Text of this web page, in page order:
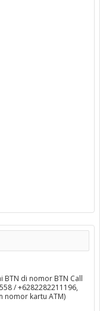
BTN di nomor BTN Call
/ +6282282211196,
nomor kartu ATM)